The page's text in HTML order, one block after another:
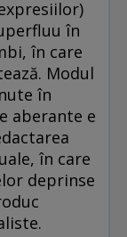
în
în care
Modul
în
aberante e
în care
deprinse